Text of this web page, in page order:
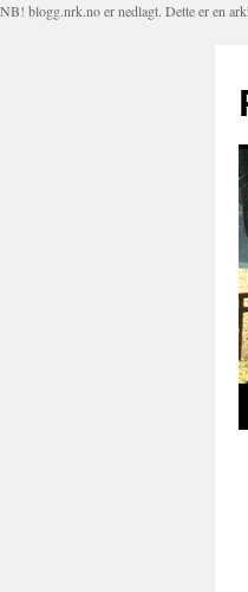
NB! blogg.nrk.no er nedlagt. Dette er en